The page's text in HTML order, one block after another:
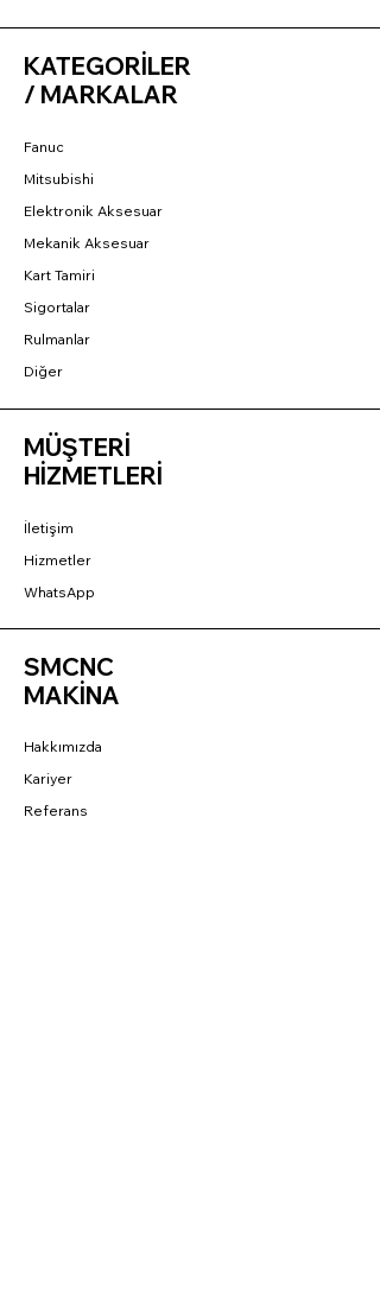
KATEGORİLER
/ MARKALAR
Fanuc
Mitsubishi
Elektronik Aksesuar
Mekanik Aksesuar
Kart Tamiri
Sigortalar
Rulmanlar
Diğer
MÜŞTERİ
HİZMETLERİ
İletişim
Hizmetler
WhatsApp
SMCNC
MAKİNA
Hakkımızda
Kariyer
Referans